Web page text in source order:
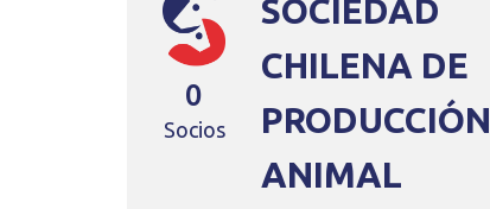
0
Socios
SOCIEDAD
CHILENA DE
PRODUCCIÓN
ANIMAL